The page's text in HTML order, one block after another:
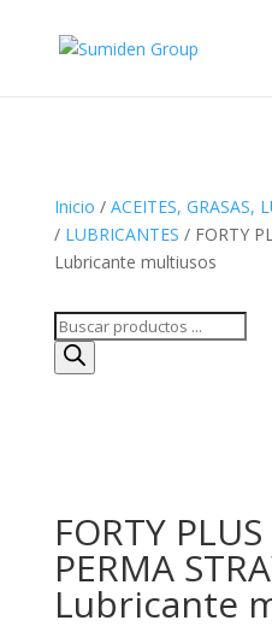
Inicio / ACEITES, GRASAS,
/ LUBRICANTES / FORTY
Lubricante multiusos
Búsqueda
de
productos
FORTY
PERMA
Lubricante